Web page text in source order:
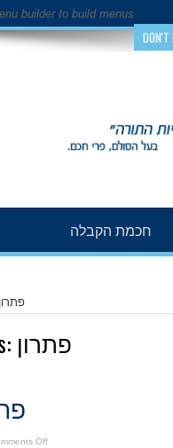
builder to build menus
חכמת הקבלה
פתרון
פתרון
Offon